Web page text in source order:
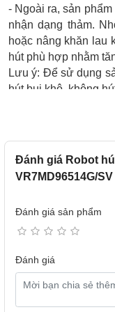
- Ngoài ra, sản
nhận dạng thảm.
hoặc nâng khăn lau
hút phù hợp nhằm
Lưu ý: Để sử dụng
hút bụi khô, không
Thiết kế, dung tích
- Thiết kế robot hút
chổi chính tích hợp
và lông thú, nhờ
chu trình dọn dẹp.
hộp bụi dung tích
- Hộp chứa nước
lít và 1 bình nước
Đánh giá Robot
VR7MD96514G/SV
Đánh giá sản phẩm
Đánh giá